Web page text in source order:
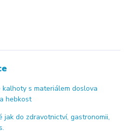
kalhoty s materiálem doslova
hebkost
jak do zdravotnictví, gastronomii,